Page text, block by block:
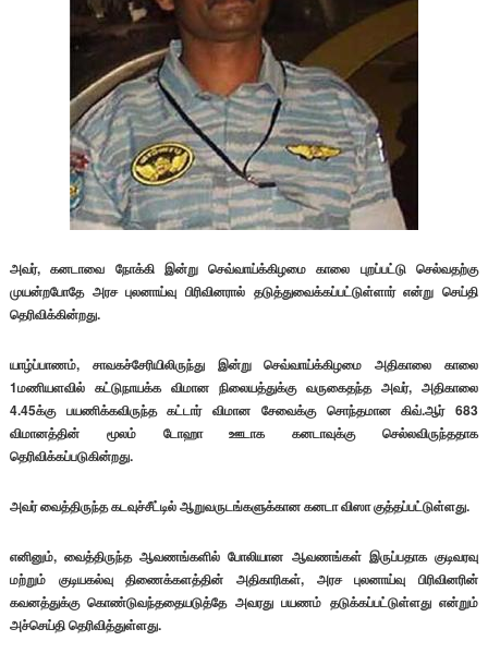
அவர், கனடாவை நோக்கி இன்று செவ்வாய்க்கிழமை காலை புறப்பட்டு செல்வதற்கு
முயன்றபோதே அரச புலனாய்வு பிரிவினரால் தடுத்துவைக்கப்பட்டுள்ளார் என்று செய்தி
தெரிவிக்கின்றது.
யாழ்ப்பாணம், சாவகச்சேரியிலிருந்து இன்று செவ்வாய்க்கிழமை அதிகாலை காலை
1மணியளவில் கட்டுநாயக்க விமான நிலையத்துக்கு வருகைதந்த அவர், அதிகாலை
4.45க்கு பயணிக்கவிருந்த கட்டார் விமான சேவைக்கு சொந்தமான கிவ்.ஆர் 683
விமானத்தின் மூலம் டோஹா ஊடாக கனடாவுக்கு செல்லவிருந்ததாக
தெரிவிக்கப்படுகின்றது.
அவர் வைத்திருந்த கடவுச்சீட்டில் ஆறுவருடங்களுக்கான கனடா விஸா குத்தப்பட்டுள்ளது.
எனினும், வைத்திருந்த ஆவணங்களில் போலியான ஆவணங்கள் இருப்பதாக குடிவரவு
மற்றும் குடியகல்வு திணைக்களத்தின் அதிகாரிகள், அரச புலனாய்வு பிரிவினரின்
கவனத்துக்கு கொண்டுவந்ததையடுத்தே அவரது பயணம் தடுக்கப்பட்டுள்ளது என்றும்
அச்செய்தி தெரிவித்துள்ளது.